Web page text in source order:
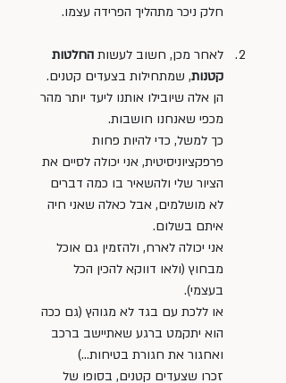
חלק ניכר מתהליך הפרידה עצמו.
לאחר מכן, חשוב לעשות החלטות
קטנות, שמתחילות בצעדים קטנים.
הן אלה שיובילו אותנו ליעד יותר מהר
מכפי שאנחנו חושבות.
כך למשל, כדי להיות פחות
פרפקציוניסיטית, אני יכולה לסיים את
הציור שלי ולהשאיר בו כמה דברים
לא מושלמים, אבל כאלה שאני חיה
איתם בשלום.
אני יכולה לארח, ולהזמין גם אוכל
מבחוץ (ולאו דווקא להכין הכל
בעצמי).
או ללכת עם בגד לא מגוהץ (גם ככה
הוא יתקמט ברגע שאתיישב ברכב
ואחגור את חגורת בטיחות…)
זכרו שצעדים קטנים, בסופו של